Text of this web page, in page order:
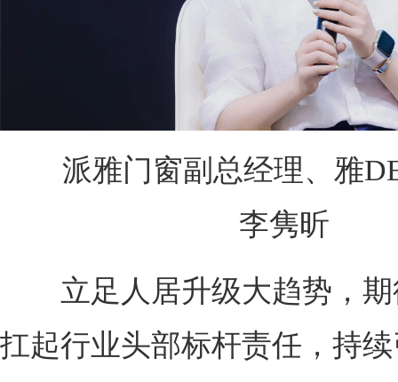
派雅门窗副总经理、雅
李隽昕
立足人居升级大趋势，期
扛起行业头部标杆责任，持